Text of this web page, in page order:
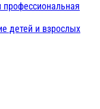
детей и взрослых